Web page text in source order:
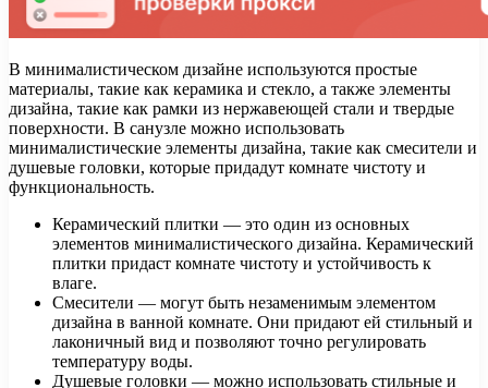
В минималистическом дизайне используются простые
материалы, такие как керамика и стекло, а также элементы
дизайна, такие как рамки из нержавеющей стали и твердые
поверхности. В санузле можно использовать
минималистические элементы дизайна, такие как смесители и
душевые головки, которые придадут комнате чистоту и
функциональность.
Керамический плитки — это один из основных
элементов минималистического дизайна. Керамический
плитки придаст комнате чистоту и устойчивость к
влаге.
Смесители — могут быть незаменимым элементом
дизайна в ванной комнате. Они придают ей стильный и
лаконичный вид и позволяют точно регулировать
температуру воды.
Душевые головки — можно использовать стильные и